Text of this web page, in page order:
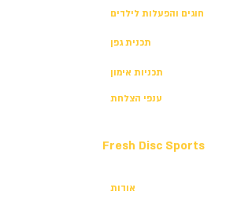
חוגים והפעלות לילדים
תכנית גפן
תכניות אימון
ענפי הצלחת
Fresh Disc Sports
אודות